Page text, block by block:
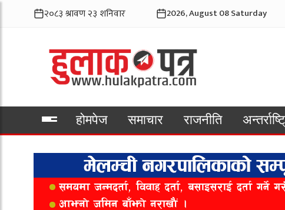
2026, August 08 Saturday
होमपेज समाचार राजनीति